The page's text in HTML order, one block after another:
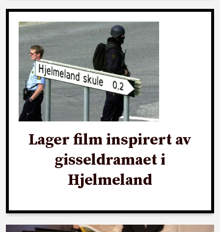
Lager film inspirert av
gisseldramaet i
Hjelmeland